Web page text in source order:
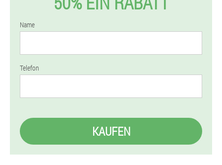
Name
Telefon
KAUFEN